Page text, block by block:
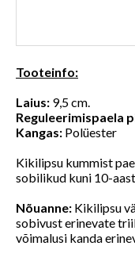
Tooteinfo:
Laius: 9,5 cm.
Reguleerimispaela
Kangas: Polüester
Kikilipsu kummist
sobilikud kuni 10-
Nõuanne: Kikilipsu
sobivust erinevate
võimalusi kanda